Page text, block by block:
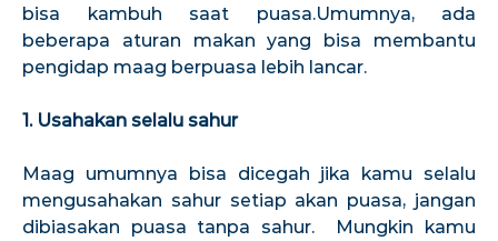
bisa kambuh saat puasa.Umumnya, ada
beberapa aturan makan yang bisa membantu
pengidap maag berpuasa lebih lancar.
1. Usahakan selalu sahur
Maag umumnya bisa dicegah jika kamu selalu
mengusahakan sahur setiap akan puasa, jangan
dibiasakan puasa tanpa sahur. Mungkin kamu